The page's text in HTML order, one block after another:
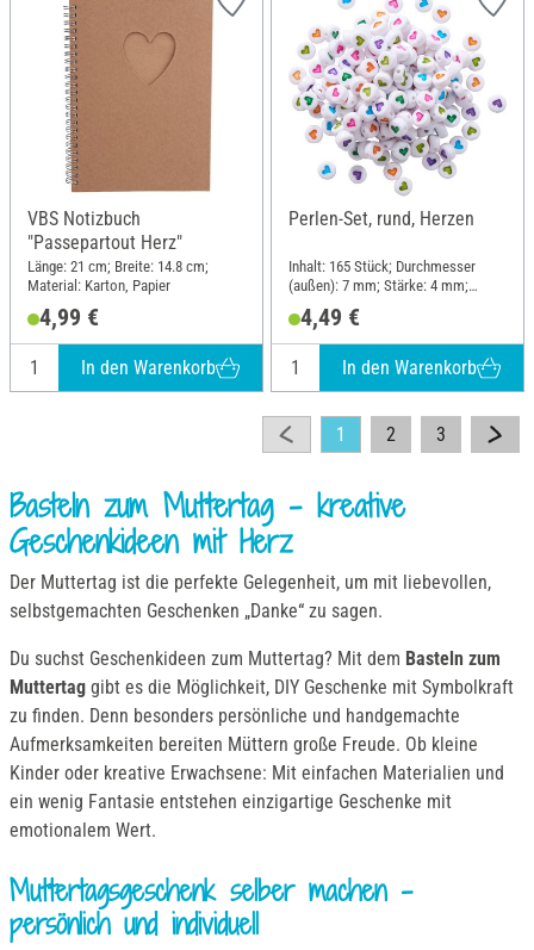
VBS Notizbuch
"Passepartout Herz"
Länge: 21 cm; Breite: 14.8 cm;
Material: Karton, Papier
4,99 €
In den Warenkorb
Perlen-Set, rund, Herzen
Inhalt: 165 Stück; Durchmesser
(außen): 7 mm; Stärke: 4 mm;
4,49 €
In den Warenkorb
1 2 3
Basteln zum Muttertag – kreative
Geschenkideen mit Herz
Der Muttertag ist die perfekte Gelegenheit, um mit liebevollen,
selbstgemachten Geschenken „Danke“ zu sagen.
Du suchst Geschenkideen zum Muttertag? Mit dem Basteln zum
Muttertag gibt es die Möglichkeit, DIY Geschenke mit Symbolkraft
zu finden. Denn besonders persönliche und handgemachte
Aufmerksamkeiten bereiten Müttern große Freude. Ob kleine
Kinder oder kreative Erwachsene: Mit einfachen Materialien und
ein wenig Fantasie entstehen einzigartige Geschenke mit
emotionalem Wert.
Muttertagsgeschenk selber machen –
persönlich und individuell